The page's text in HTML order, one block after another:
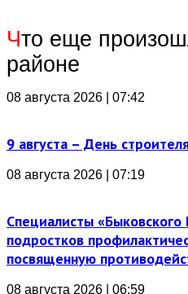
Что еще
районе
08 августа 2026 | 07:42
9 августа – День
08 августа 2026 | 07:19
Специалисты
подростков
посвященную
08 августа 2026 | 06:59